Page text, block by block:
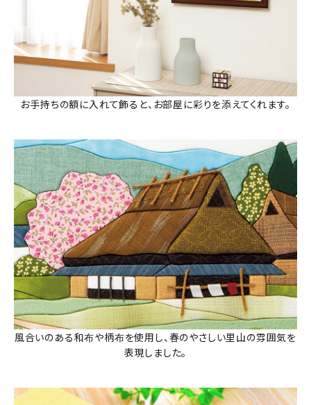
お手持ちの額に入れて飾ると、お部屋に彩りを添えてくれます。
風合いのある和布や柄布を使用し、春のやさしい里山の雰囲気を
表現しました。